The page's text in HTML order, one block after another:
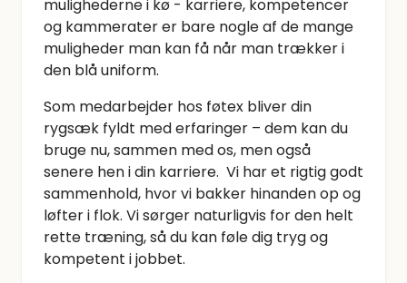
mulighederne i kø - karriere, kompetencer
og kammerater er bare nogle af de mange
muligheder man kan få når man trækker i
den blå uniform.
Som medarbejder hos føtex bliver din
rygsæk fyldt med erfaringer – dem kan du
bruge nu, sammen med os, men også
senere hen i din karriere. Vi har et rigtig godt
sammenhold, hvor vi bakker hinanden op og
løfter i flok. Vi sørger naturligvis for den helt
rette træning, så du kan føle dig tryg og
kompetent i jobbet.